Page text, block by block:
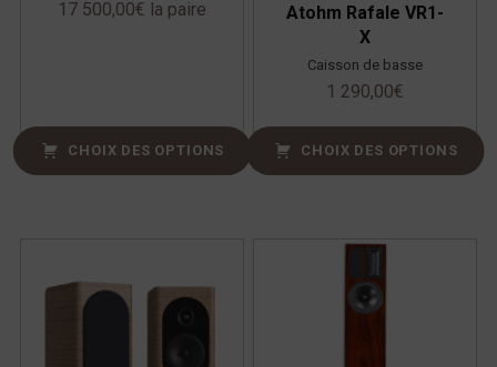
17 500,00€ la paire
CHOIX DES OPTIONS
Atohm Rafale VR1-
X
Caisson de basse
1 290,00€
CHOIX DES OPTIONS